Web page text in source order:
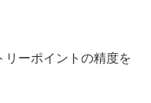
リーポイントの精度を